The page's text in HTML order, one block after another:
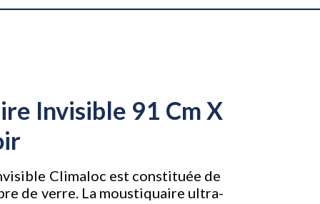
Invisible 91 Cm X
Climaloc est constituée de
de verre. La moustiquaire ultra-